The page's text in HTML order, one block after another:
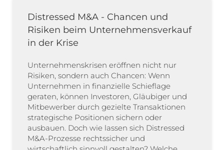
Distressed M&A - Chancen und
Risiken beim Unternehmensverkauf
in der Krise
Unternehmenskrisen eröffnen nicht nur
Risiken, sondern auch Chancen: Wenn
Unternehmen in finanzielle Schieflage
geraten, können Investoren, Gläubiger und
Mitbewerber durch gezielte Transaktionen
strategische Positionen sichern oder
ausbauen. Doch wie lassen sich Distressed
M&A-Prozesse rechtssicher und